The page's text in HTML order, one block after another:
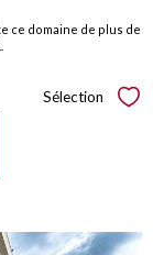
ce domaine de plus de
Sélection